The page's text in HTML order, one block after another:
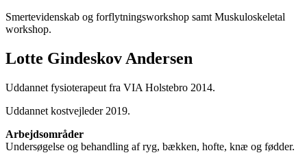
Smertevidenskab og forflytningsworkshop samt Muskuloskeletal
workshop.
Lotte Gindeskov Andersen
Uddannet fysioterapeut fra VIA Holstebro 2014.
Uddannet kostvejleder 2019.
Arbejdsområder
Undersøgelse og behandling af ryg, bækken, hofte, knæ og fødder.